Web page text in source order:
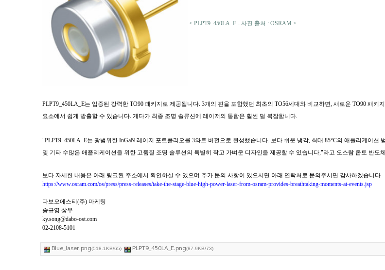
< PLPT9_450LA_E - 사진 출처 : OSRAM >
PLPT9_450LA_E는 입증된 강력한 TO90 패키지로 제공됩니다. 3개의 핀을 포함했던 최초의 TO56세대와 비교하면, 새로운 TO90 패
요소에서 쉽게 방출할 수 있습니다. 게다가 최종 조명 솔류션에 레이저의 통합은 훨씬 덜 복잡합니다.
"PLPT9_450LA_E는 광범위한 InGaN 레이저 포트폴리오를 3와트 버전으로 완성했습니다. 보다 쉬운 냉각, 최대 85°C의 애플리케이
및 기타 수많은 애플리케이션을 위한 고품질 조명 솔루션의 특별히 작고 가벼운 디자인을 제공할 수 있습니다,"라고 오스람 옵토 반도
보다 자세한 내용은 아래 링크된 주소에서 확인하실 수 있으며 추가 문의 사항이 있으시면 아래 연락처로 문의주시면 감사하겠습니다.
https://www.osram.com/os/press/press-releases/take-the-stage-blue-high-power-laser-from-osram-provides-breathtaking-moments-at-events.jsp
다보오에스티(주) 마케팅
송규영 상무
ky.song@dabo-ost.com
02-2108-5101
Blue_laser.png(518.1KB/65) PLPT9_450LA_E.png(87.9KB/73)